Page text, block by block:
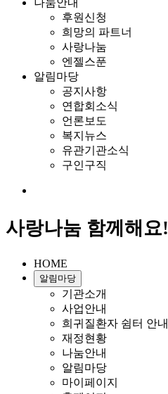
후원신청
희망의 파트너
사랑나눔
엔젤스푼
알림마당
공지사항
연합회소식
언론보도
복지뉴스
유관기관소식
구인구직
사랑나눔 함께해요!
HOME
알림마당
기관소개
사업안내
희귀질환자 쉼터 안내
재정현황
나눔안내
알림마당
마이페이지